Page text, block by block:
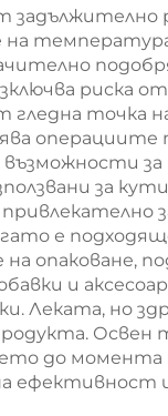
за
задължително
на
риска
точка на
операциите
за
за
е
опаковане,
и
Леката, но
Освен
до момента
ефективност